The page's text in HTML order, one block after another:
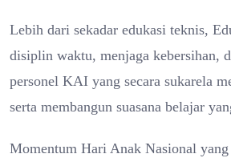
Lebih dari sekadar edukasi teknis,
disiplin waktu, menjaga kebersihan,
personel KAI yang secara sukarela
serta membangun suasana belajar
Momentum Hari Anak Nasional